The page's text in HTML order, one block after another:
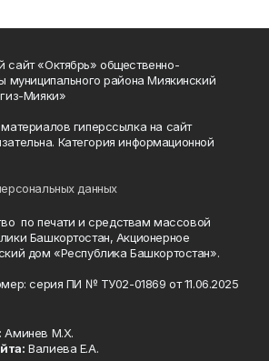
«Октябрь» общественно-
муниципального района Миякинский
Мияки»
гиперссылка на сайт
Категория информационной
данных
по печати и средствам массовой
Башкортостан, Акционерное
дом «Республика Башкортостан».
серия ПИ № ТУ02-01869 от 11.06.2025
Аминев М.Х.
Валиева Е.А.